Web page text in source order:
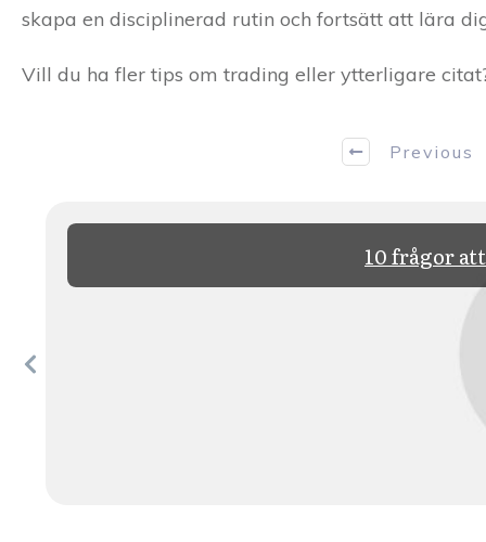
skapa en disciplinerad rutin och fortsätt att lära
Vill du ha fler tips om trading eller ytterligare
Previous
10 frågor